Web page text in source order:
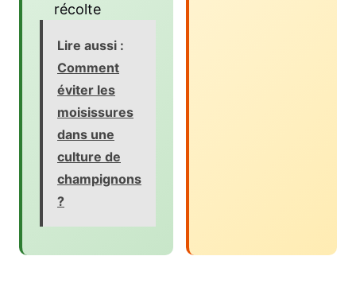
récolte
Lire aussi :
Comment
éviter les
moisissures
dans une
culture de
champignons
?